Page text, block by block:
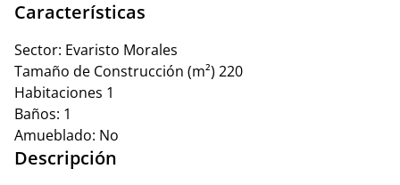
Características
Sector: Evaristo Morales
Tamaño de Construcción (m²) 220
Habitaciones 1
Baños: 1
Amueblado: No
Descripción